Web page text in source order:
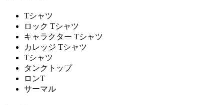
Tシャツ
ロック Tシャツ
キャラクター Tシャツ
カレッジ Tシャツ
Tシャツ
タンクトップ
ロンT
サーマル